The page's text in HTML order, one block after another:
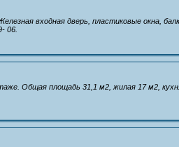
входная дверь, пластиковые окна,
06.
Общая площадь 31,1 м2, жилая 17 м2,